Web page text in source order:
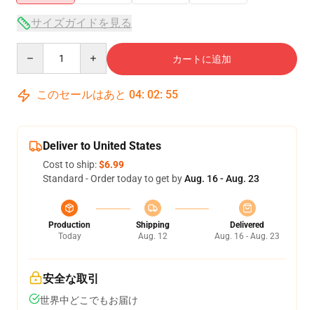
サイズガイドを見る
カートに追加
このセールはあと 04: 02: 54
Deliver to United States
Cost to ship:$6.99
Standard - Order today to get byAug. 16 - Aug. 23
Production
Today
Shipping
Aug. 12
Delivered
Aug. 16 - Aug. 23
安全な取引
世界中どこでもお届け